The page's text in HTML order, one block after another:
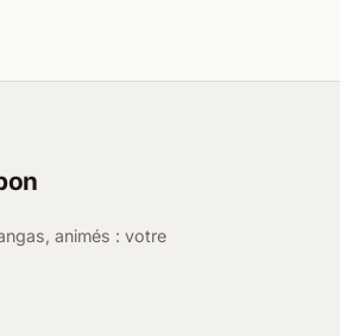
animés : votre